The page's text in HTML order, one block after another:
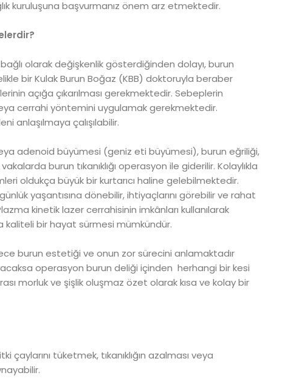
kuruluşuna başvurmanız önem arz etmektedir.
olarak değişkenlik gösterdiğinden dolayı, burun
bir Kulak Burun Boğaz (KBB) doktoruyla beraber
açığa çıkarılması gerekmektedir. Sebeplerin
cerrahi yöntemini uygulamak gerekmektedir.
anlaşılmaya çalışılabilir.
adenoid büyümesi (geniz eti büyümesi), burun eğriliği,
burun tıkanıklığı operasyon ile giderilir. Kolaylıkla
oldukça büyük bir kurtarıcı haline gelebilmektedir.
yaşantısına dönebilir, ihtiyaçlarını görebilir ve rahat
kinetik lazer cerrahisinin imkânları kullanılarak
kaliteli bir hayat sürmesi mümkündür.
burun estetiği ve onun zor sürecini anlamaktadır
operasyon burun deliği içinden herhangi bir kesi
morluk ve şişlik oluşmaz özet olarak kısa ve kolay bir
tüketmek, tıkanıklığın azalması veya